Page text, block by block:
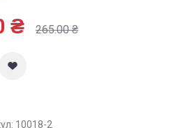
265.00₴
₴
10018-2